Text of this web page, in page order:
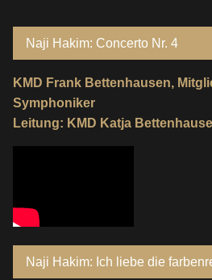
Naji Hakim: Concerto Nr. 4
KMD Frank Bettenhausen,
Symphoniker
Leitung: KMD Katja
Naji Hakim: Ich liebe die